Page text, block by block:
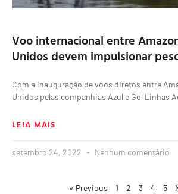
Voo internacional entre
Unidos devem impulsionar
Com a inauguração de voos diretos entre
Unidos pelas companhias Azul e Gol Linhas
LEIA MAIS
setembro 24, 2022 Nenhum comentário
« Previous 1 2 3 4 5